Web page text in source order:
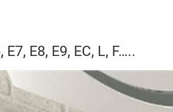
E8, E9, EC, L, F…..